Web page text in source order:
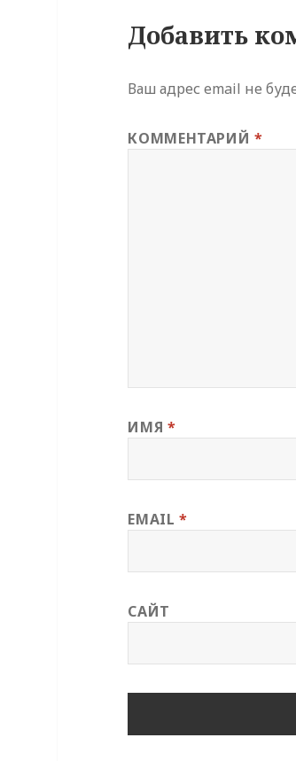
Добавить
Ваш адрес email не
КОММЕНТАРИЙ*
ИМЯ *
EMAIL*
САЙТ